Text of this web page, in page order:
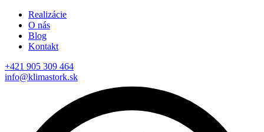
Realizácie
O nás
Blog
Kontakt
+421 905 309 464
info@klimastork.sk